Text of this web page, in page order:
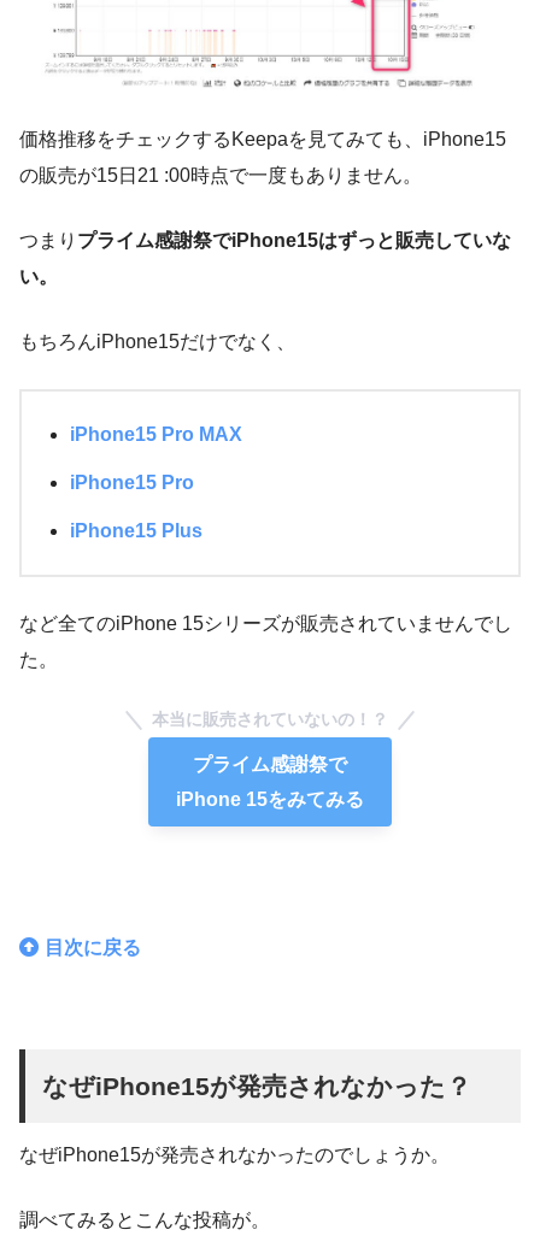
価格推移をチェックするKeepaを見てみても、iPhone15
の販売が15日21 :00時点で一度もありません。
つまり プライム感謝祭でiPhone15はずっと販売していな
い。
もちろんiPhone15だけでなく、
iPhone15 Pro MAX
iPhone15 Pro
iPhone15 Plus
など全てのiPhone 15シリーズが販売されていませんでし
た。
本当に販売されていないの！？
プライム感謝祭で
iPhone 15をみてみる
目次に戻る
なぜiPhone15が発売されなかった？
なぜiPhone15が発売されなかったのでしょうか。
調べてみるとこんな投稿が。